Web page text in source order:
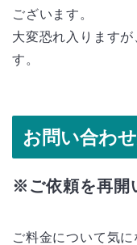
ございます。
大変恐れ入ります
す。
お問い合わ
※ご依頼を再開
ご料金について気